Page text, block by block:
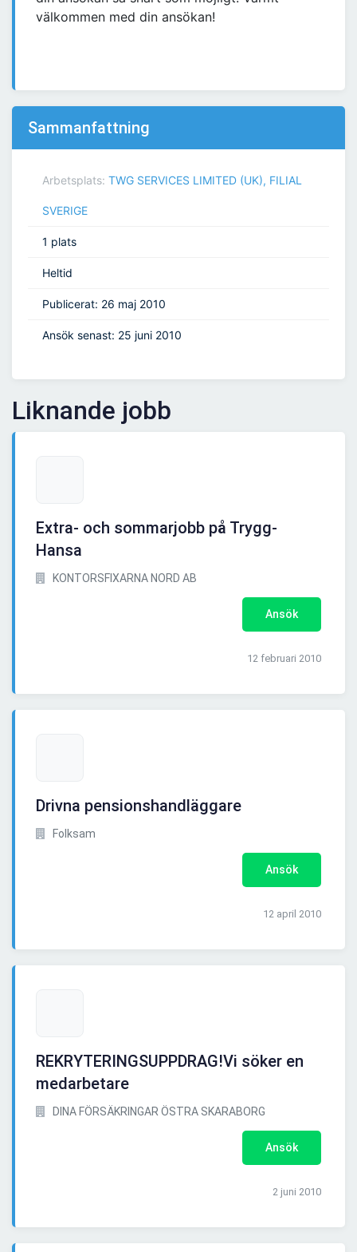
välkommen med din ansökan!
Sammanfattning
Arbetsplats: TWG SERVICES LIMITED (UK), FILIAL
SVERIGE
1 plats
Heltid
Publicerat: 26 maj 2010
Ansök senast: 25 juni 2010
Liknande jobb
Extra- och sommarjobb på Trygg-
Hansa
KONTORSFIXARNA NORD AB
Ansök
12 februari 2010
Drivna pensionshandläggare
Folksam
Ansök
12 april 2010
REKRYTERINGSUPPDRAG!Vi söker en
medarbetare
DINA FÖRSÄKRINGAR ÖSTRA SKARABORG
Ansök
2 juni 2010